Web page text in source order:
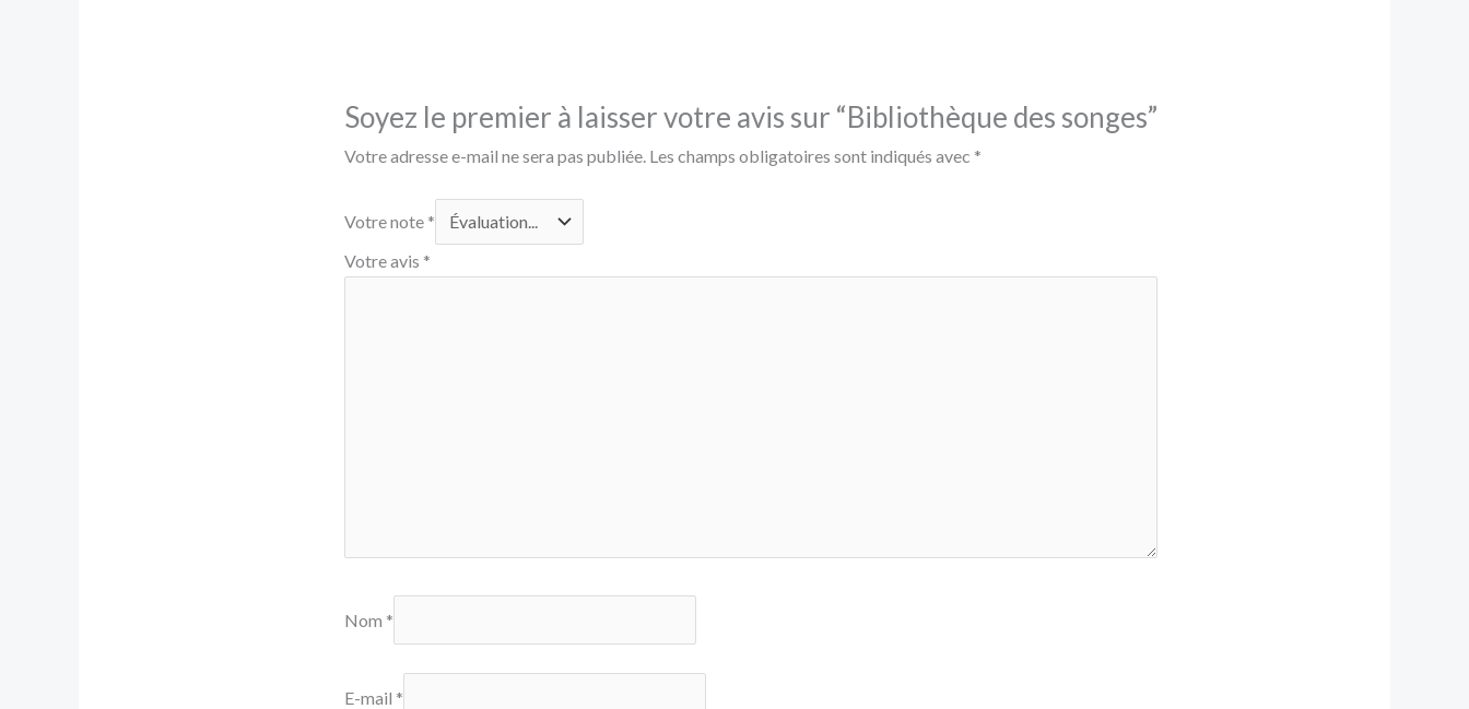
Soyez le premier à laisser votre avis sur “Bibliothèque des songes”
Votre adresse e-mail ne sera pas publiée. Les champs obligatoires sont indiqués avec *
Votre note *
Votre avis *
Nom *
E-mail *